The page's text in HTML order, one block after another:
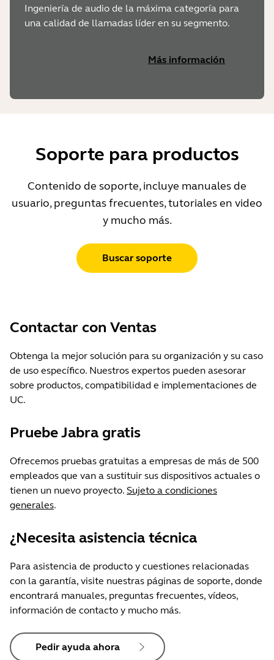
Ingeniería de audio de la máxima categoría para
una calidad de llamadas líder en su segmento.
Más información
Soporte para productos
Contenido de soporte, incluye manuales de
usuario, preguntas frecuentes, tutoriales en video
y mucho más.
Buscar soporte
Contactar con Ventas
Obtenga la mejor solución para su organización y su caso
de uso específico. Nuestros expertos pueden asesorar
sobre productos, compatibilidad e implementaciones de
UC.
Pruebe Jabra gratis
Ofrecemos pruebas gratuitas a empresas de más de 500
empleados que van a sustituir sus dispositivos actuales o
tienen un nuevo proyecto. Sujeto a condiciones
generales.
¿Necesita asistencia técnica
Para asistencia de producto y cuestiones relacionadas
con la garantía, visite nuestras páginas de soporte, donde
encontrará manuales, preguntas frecuentes, vídeos,
información de contacto y mucho más.
Pedir ayuda ahora